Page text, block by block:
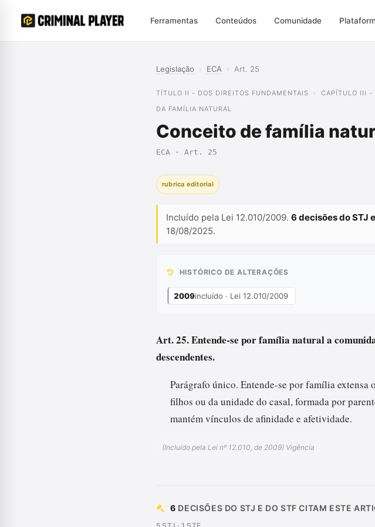
Ferramentas Conteúdos Comunidade
Legislação › ECA › Art. 25
TÍTULO II - DOS DIREITOS FUNDAMENTAIS CAPÍTULO III -
DA FAMÍLIA NATURAL
Conceito de família
ECA · Art. 25
rubrica editorial
Incluído pela Lei 12.010/2009. 6 decisões do STJ
18/08/2025.
HISTÓRICO DE ALTERAÇÕES
2009incluído · Lei 12.010/2009
Art. 25. Entende-se por família natural a
descendentes.
Parágrafo único. Entende-se por família extensa
filhos ou da unidade do casal, formada por
mantém vínculos de afinidade e afetividade.
(Incluído pela Lei nº 12.010, de 2009) Vigência
6 DECISÕES DO STJ E DO STF CITAM ESTE
5 STJ · 1 STF